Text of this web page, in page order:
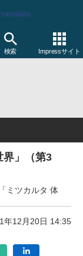
検索 Impressサイト
界」（第3
ミツカルタ 体
年12月20日 14:35